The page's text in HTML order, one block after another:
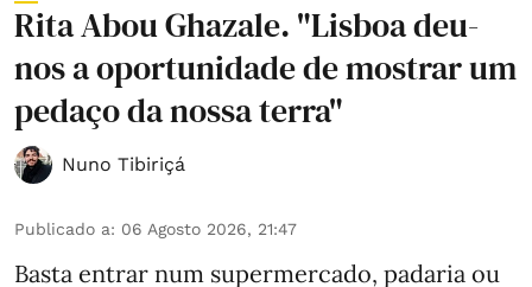
Rita Abou Ghazale. "Lisboa deu-
nos a oportunidade de mostrar um
pedaço da nossa terra"
Nuno Tibiriçá
Publicado a: 06 Agosto 2026, 21:47
Basta entrar num supermercado, padaria ou